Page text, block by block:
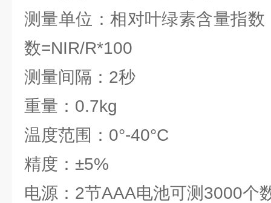
测量单位：相对叶绿素含量指
数=NIR/R*100
测量间隔：2秒
重量：0.7kg
温度范围：0°-40°C
精度：±5%
电源：2节AAA电池可测3000个